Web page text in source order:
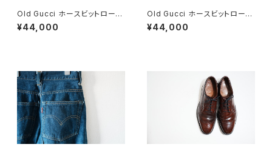
Old Gucci ホースビットローフ
ァー 34C BK
¥44,000
Old Gucci ホースビットローフ
ァー 37C BK Suede
¥44,000